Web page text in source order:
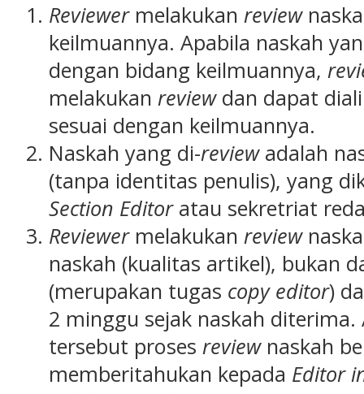
Reviewermelakukan review
keilmuannya. Apabila naskah
dengan bidang keilmuannya,
melakukan reviewdan dapat
sesuai dengan keilmuannya.
Naskah yang di-reviewadalah
(tanpa identitas penulis), yang
Section Editoratau sekretriat
Reviewermelakukan review
naskah (kualitas artikel), bukan
(merupakan tugas copy editor)
2 minggu sejak naskah
tersebut proses reviewnaskah
memberitahukan kepada Editor